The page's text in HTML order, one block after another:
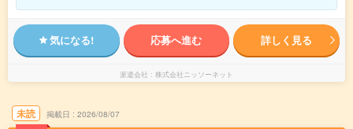
気になる! 応募へ進む 詳しく見る
派遣会社 株式会社ニッソーネット
未読 掲載日 2026/08/07